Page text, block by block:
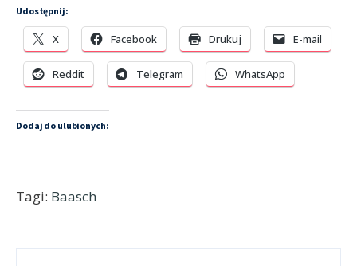
Udostępnij:
X Facebook Drukuj E-mail
Reddit Telegram WhatsApp
Dodaj do ulubionych:
Tagi: Baasch